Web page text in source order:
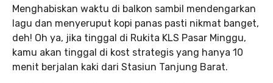
Menghabiskan waktu di balkon sambil mendengarkan
lagu dan menyeruput kopi panas pasti nikmat banget,
deh! Oh ya, jika tinggal di Rukita KLS Pasar Minggu,
kamu akan tinggal di kost strategis yang hanya 10
menit berjalan kaki dari Stasiun Tanjung Barat.